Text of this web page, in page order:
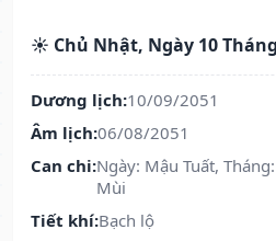
☀️ Chủ Nhật, Ngày 10
Dương lịch:10/09/2051
Âm lịch:06/08/2051
Can chi:Ngày: Mậu Tuất,
Mùi
Tiết khí:Bạch lộ